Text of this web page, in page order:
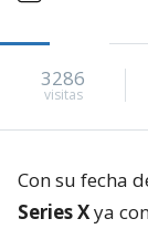
3286
visitas
Con su fecha
Series Xya